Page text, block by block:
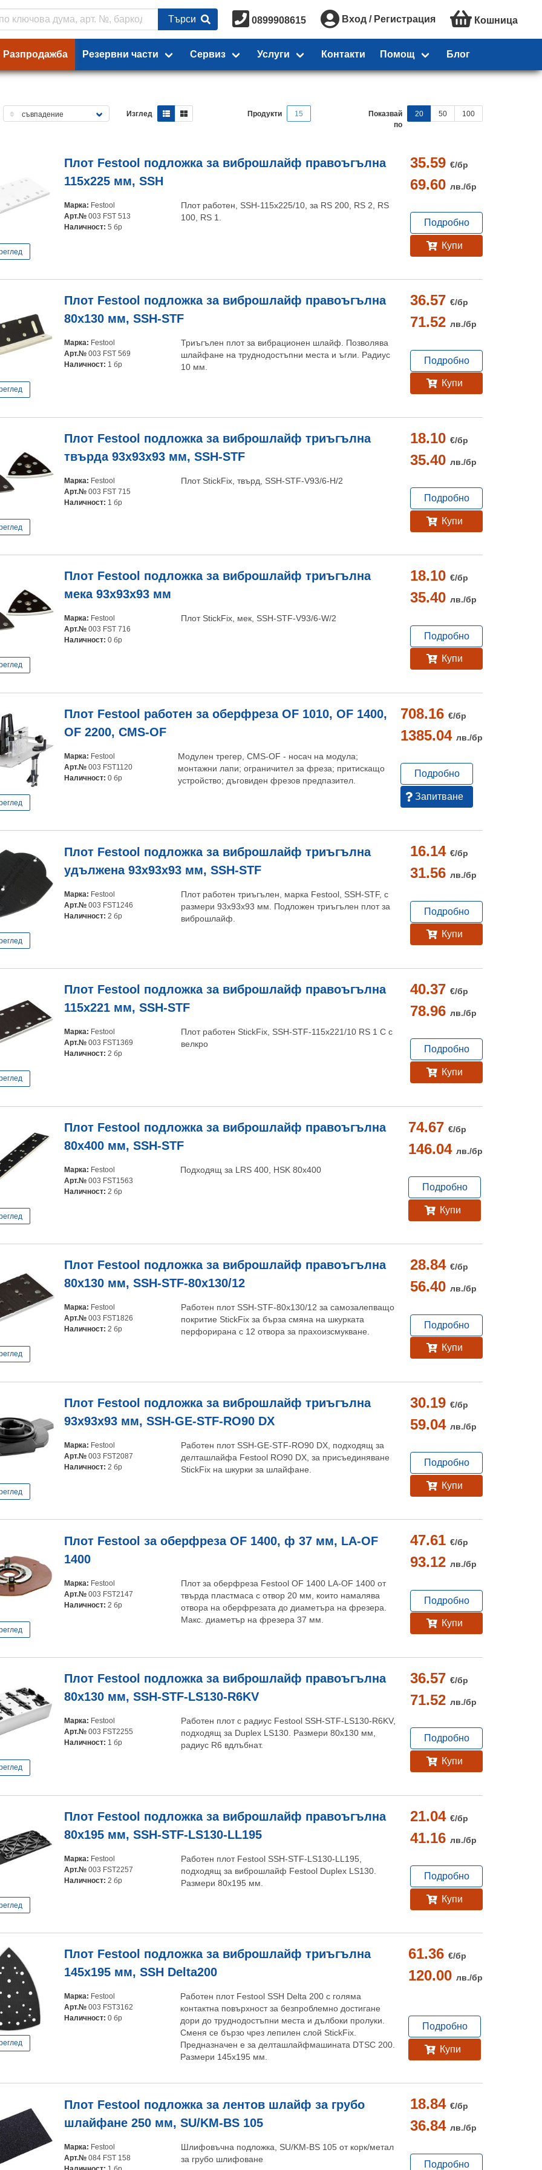
Търси 0899908615 Вход / Регистрация Кошница
Разпродажба Резервни части Сервиз Услуги Контакти Помощ Блог
Изглед Продукти 15
Показвай
по
20 50 100
Плот Festool подложка за виброшлайф правоъгълна
115x225 мм, SSH
Марка: Festool
Арт.№ 003 FST 513
Наличност: 5 бр
Плот работен, SSH-115x225/10, за RS 200, RS 2, RS
100, RS 1.
35.59 €/бр
69.60 лв./бр
Подробно
Купи
Плот Festool подложка за виброшлайф правоъгълна
80x130 мм, SSH-STF
Марка: Festool
Арт.№ 003 FST 569
Наличност: 1 бр
Триъгълен плот за вибрационен шлайф. Позволява
шлайфане на труднодостъпни места и ъгли. Радиус
10 мм.
36.57 €/бр
71.52 лв./бр
Подробно
Купи
Плот Festool подложка за виброшлайф триъгълна
твърда 93x93x93 мм, SSH-STF
Марка: Festool
Арт.№ 003 FST 715
Наличност: 1 бр
Плот StickFix, твърд, SSH-STF-V93/6-H/2
18.10 €/бр
35.40 лв./бр
Подробно
Купи
Плот Festool подложка за виброшлайф триъгълна
мека 93x93x93 мм
Марка: Festool
Арт.№ 003 FST 716
Наличност: 0 бр
Плот StickFix, мек, SSH-STF-V93/6-W/2
18.10 €/бр
35.40 лв./бр
Подробно
Купи
Плот Festool работен за оберфреза OF 1010, OF 1400,
OF 2200, CMS-OF
Марка: Festool
Арт.№ 003 FST1120
Наличност: 0 бр
Модулен трегер, CMS-OF - носач на модула;
монтажни лапи; oграничител за фреза; притискащо
устройство; дъговиден фрезов предпазител.
708.16 €/бр
1385.04 лв./бр
Подробно
Запитване
Плот Festool подложка за виброшлайф триъгълна
удължена 93x93x93 мм, SSH-STF
Марка: Festool
Арт.№ 003 FST1246
Наличност: 2 бр
Плот работен триъгълен, марка Festool, SSH-STF, с
размери 93х93х93 мм. Подложен триъгълен плот за
виброшлайф.
16.14 €/бр
31.56 лв./бр
Подробно
Купи
Плот Festool подложка за виброшлайф правоъгълна
115х221 мм, SSH-STF
Марка: Festool
Арт.№ 003 FST1369
Наличност: 2 бр
Плот работен StickFix, SSH-STF-115x221/10 RS 1 C с
велкро
40.37 €/бр
78.96 лв./бр
Подробно
Купи
Плот Festool подложка за виброшлайф правоъгълна
80х400 мм, SSH-STF
Марка: Festool
Арт.№ 003 FST1563
Наличност: 2 бр
Подходящ за LRS 400, HSK 80x400
74.67 €/бр
146.04 лв./бр
Подробно
Купи
Плот Festool подложка за виброшлайф правоъгълна
80x130 мм, SSH-STF-80x130/12
Марка: Festool
Арт.№ 003 FST1826
Наличност: 2 бр
Работен плот SSH-STF-80x130/12 за самозалепващо
покритие StickFix за бърза смяна на шкурката
перфорирана с 12 отвора за прахоизсмукване.
28.84 €/бр
56.40 лв./бр
Подробно
Купи
Плот Festool подложка за виброшлайф триъгълна
93x93x93 мм, SSH-GE-STF-RO90 DX
Марка: Festool
Арт.№ 003 FST2087
Наличност: 2 бр
Работен плот SSH-GE-STF-RO90 DX, подходящ за
делташлайфа Festool RO90 DX, за присъединяване
StickFix на шкурки за шлайфане.
30.19 €/бр
59.04 лв./бр
Подробно
Купи
Плот Festool за оберфреза OF 1400, ф 37 мм, LA-OF
1400
Марка: Festool
Арт.№ 003 FST2147
Наличност: 2 бр
Плот за оберфреза Festool OF 1400 LA-OF 1400 от
твърда пластмаса с отвор 20 мм, които намалява
отвора на оберфрезата до диаметъра на фрезера.
Макс. диаметър на фрезера 37 мм.
47.61 €/бр
93.12 лв./бр
Подробно
Купи
Плот Festool подложка за виброшлайф правоъгълна
80x130 мм, SSH-STF-LS130-R6KV
Марка: Festool
Арт.№ 003 FST2255
Наличност: 1 бр
Работен плот с радиус Festool SSH-STF-LS130-R6KV,
подходящ за Duplex LS130. Размери 80x130 мм,
радиус R6 вдлъбнат.
36.57 €/бр
71.52 лв./бр
Подробно
Купи
Плот Festool подложка за виброшлайф правоъгълна
80x195 мм, SSH-STF-LS130-LL195
Марка: Festool
Арт.№ 003 FST2257
Наличност: 2 бр
Работен плот Festool SSH-STF-LS130-LL195,
подходящ за виброшлайф Festool Duplex LS130.
Размери 80x195 мм.
21.04 €/бр
41.16 лв./бр
Подробно
Купи
Плот Festool подложка за виброшлайф триъгълна
145х195 мм, SSH Delta200
Марка: Festool
Арт.№ 003 FST3162
Наличност: 0 бр
Работен плот Festool SSH Delta 200 с голяма
контактна повърхност за безпроблемно достигане
дори до труднодостъпни места и дълбоки пролуки.
Сменя се бързо чрез лепилен слой StickFix.
Предназначен е за делташлайфмашината DTSC 200.
Размери 145х195 мм.
61.36 €/бр
120.00 лв./бр
Подробно
Купи
Плот Festool подложка за лентов шлайф за грубо
шлайфане 250 мм, SU/KM-BS 105
Марка: Festool
Арт.№ 084 FST 158
Шлифовъчна подложка, SU/KM-BS 105 от корк/метал
за грубо шлифоване
18.84 €/бр
36.84 лв./бр
Подробно